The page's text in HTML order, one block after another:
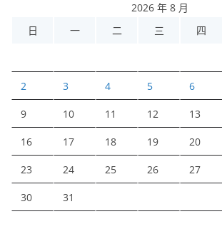
2026 年 8 月
日
一 二 三 四
2 3 4 5 6
9 10 11 12 13
16 17 18 19 20
23 24 25 26 27
30 31